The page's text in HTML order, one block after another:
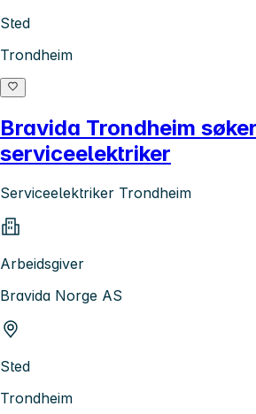
Sted
Trondheim
Bravida Trondheim søker
serviceelektriker
Serviceelektriker Trondheim
Arbeidsgiver
Bravida Norge AS
Sted
Trondheim